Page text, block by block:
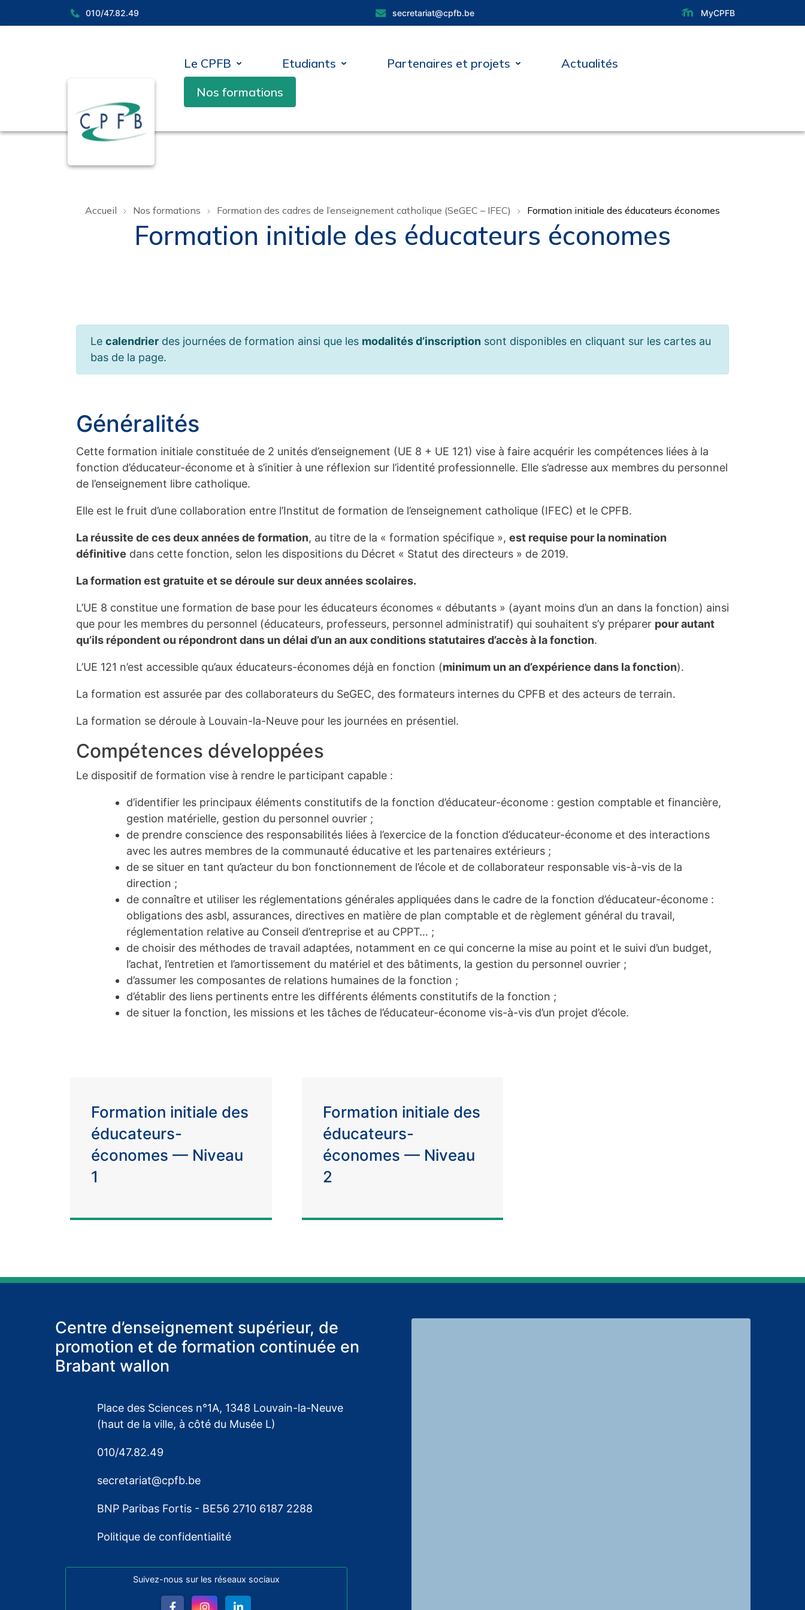
010/47.82.49 secretariat@cpfb.be MyCPFB
Le CPFB Etudiants Partenaires et projets
Actualités
Nos formations
Accueil Nos formations Formation des cadres de l’enseignement catholique (SeGEC – IFEC) Formation initiale des éducateurs économes
Formation initiale des éducateurs économes
Le calendrierdes journées de formation ainsi que les modalités d’inscriptionsont disponibles en cliquant sur les cartes au
bas de la page.
Généralités
Cette formation initiale constituée de 2 unités d’enseignement (UE 8 + UE 121) vise à faire acquérir les compétences liées à la
fonction d’éducateur-économe et à s’initier à une réflexion sur l’identité professionnelle. Elle s’adresse aux membres du personnel
de l’enseignement libre catholique.
Elle est le fruit d’une collaboration entre l’Institut de formation de l’enseignement catholique (IFEC) et le CPFB.
La réussite de ces deux années de formation, au titre de la « formation spécifique », est requise pour la nomination
définitive dans cette fonction, selon les dispositions du Décret « Statut des directeurs » de 2019.
La formation est gratuite et se déroule sur deux années scolaires.
L’UE 8 constitue une formation de base pour les éducateurs économes « débutants » (ayant moins d’un an dans la fonction) ainsi
que pour les membres du personnel (éducateurs, professeurs, personnel administratif) qui souhaitent s’y préparer pour autant
qu’ils répondent ou répondront dans un délai d’un an aux conditions statutaires d’accès à la fonction.
L’UE 121 n’est accessible qu’aux éducateurs-économes déjà en fonction (minimum un an d’expérience dans la fonction).
La formation est assurée par des collaborateurs du SeGEC, des formateurs internes du CPFB et des acteurs de terrain.
La formation se déroule à Louvain-la-Neuve pour les journées en présentiel.
Compétences développées
Le dispositif de formation vise à rendre le participant capable :
d’identifier les principaux éléments constitutifs de la fonction d’éducateur-économe : gestion comptable et financière,
gestion matérielle, gestion du personnel ouvrier ;
de prendre conscience des responsabilités liées à l’exercice de la fonction d’éducateur-économe et des interactions
avec les autres membres de la communauté éducative et les partenaires extérieurs ;
de se situer en tant qu’acteur du bon fonctionnement de l’école et de collaborateur responsable vis-à-vis de la
direction ;
de connaître et utiliser les réglementations générales appliquées dans le cadre de la fonction d’éducateur-économe :
obligations des asbl, assurances, directives en matière de plan comptable et de règlement général du travail,
réglementation relative au Conseil d’entreprise et au CPPT… ;
de choisir des méthodes de travail adaptées, notamment en ce qui concerne la mise au point et le suivi d’un budget,
l’achat, l’entretien et l’amortissement du matériel et des bâtiments, la gestion du personnel ouvrier ;
d’assumer les composantes de relations humaines de la fonction ;
d’établir des liens pertinents entre les différents éléments constitutifs de la fonction ;
de situer la fonction, les missions et les tâches de l’éducateur-économe vis-à-vis d’un projet d’école.
Formation initiale des
éducateurs-
économes — Niveau
1
Formation initiale des
éducateurs-
économes — Niveau
2
Centre d’enseignement supérieur, de
promotion et de formation continuée en
Brabant wallon
Place des Sciences n°1A, 1348 Louvain-la-Neuve
(haut de la ville, à côté du Musée L)
010/47.82.49
secretariat@cpfb.be
BNP Paribas Fortis - BE56 2710 6187 2288
Politique de confidentialité
Suivez-nous sur les réseaux sociaux